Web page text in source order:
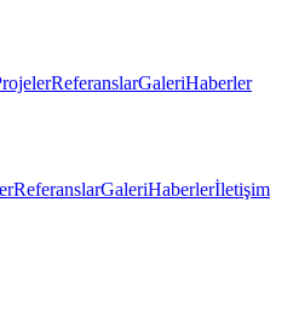
ReferanslarGaleriHaberler
ReferanslarGaleriHaberlerİletişim